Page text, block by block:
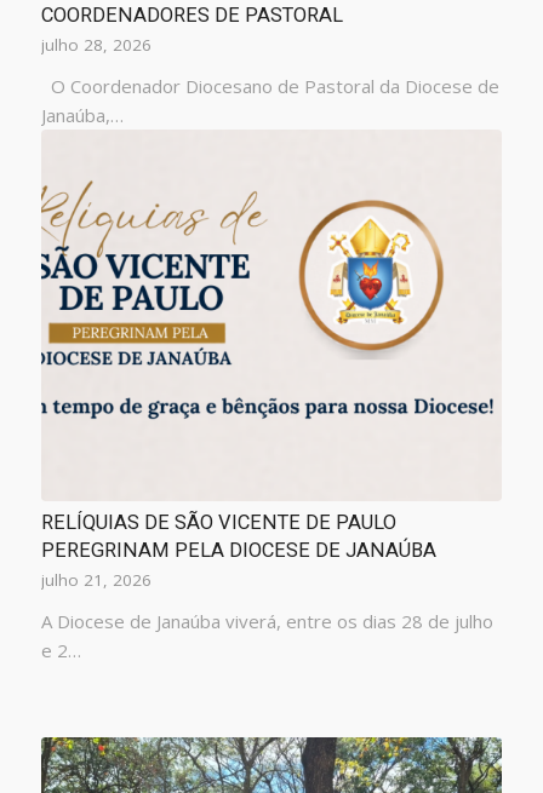
COORDENADORES DE PASTORAL
julho 28, 2026
O Coordenador Diocesano de Pastoral da Diocese de
Janaúba,…
RELÍQUIAS DE SÃO VICENTE DE PAULO
PEREGRINAM PELA DIOCESE DE JANAÚBA
julho 21, 2026
A Diocese de Janaúba viverá, entre os dias 28 de julho
e 2…